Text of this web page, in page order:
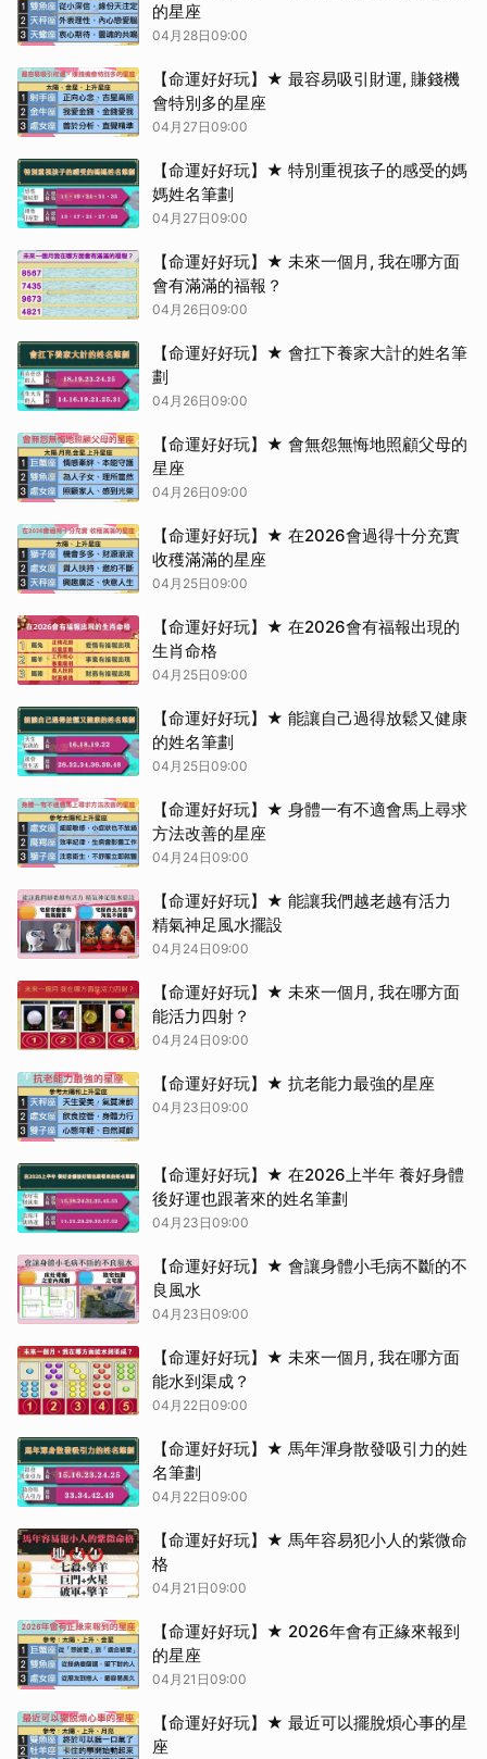
的星座
04月28日09:00
【命運好好玩】★ 最容易吸引財運, 賺錢機
會特別多的星座
04月27日09:00
【命運好好玩】★ 特別重視孩子的感受的媽
媽姓名筆劃
04月27日09:00
【命運好好玩】★ 未來一個月, 我在哪方面
會有滿滿的福報？
04月26日09:00
【命運好好玩】★ 會扛下養家大計的姓名筆
劃
04月26日09:00
【命運好好玩】★ 會無怨無悔地照顧父母的
星座
04月26日09:00
【命運好好玩】★ 在2026會過得十分充實
收穫滿滿的星座
04月25日09:00
【命運好好玩】★ 在2026會有福報出現的
生肖命格
04月25日09:00
【命運好好玩】★ 能讓自己過得放鬆又健康
的姓名筆劃
04月25日09:00
【命運好好玩】★ 身體一有不適會馬上尋求
方法改善的星座
04月24日09:00
【命運好好玩】★ 能讓我們越老越有活力
精氣神足風水擺設
04月24日09:00
【命運好好玩】★ 未來一個月, 我在哪方面
能活力四射？
04月24日09:00
【命運好好玩】★ 抗老能力最強的星座
04月23日09:00
【命運好好玩】★ 在2026上半年 養好身體
後好運也跟著來的姓名筆劃
04月23日09:00
【命運好好玩】★ 會讓身體小毛病不斷的不
良風水
04月23日09:00
【命運好好玩】★ 未來一個月, 我在哪方面
能水到渠成？
04月22日09:00
【命運好好玩】★ 馬年渾身散發吸引力的姓
名筆劃
04月22日09:00
【命運好好玩】★ 馬年容易犯小人的紫微命
格
04月21日09:00
【命運好好玩】★ 2026年會有正緣來報到
的星座
04月21日09:00
【命運好好玩】★ 最近可以擺脫煩心事的星
座